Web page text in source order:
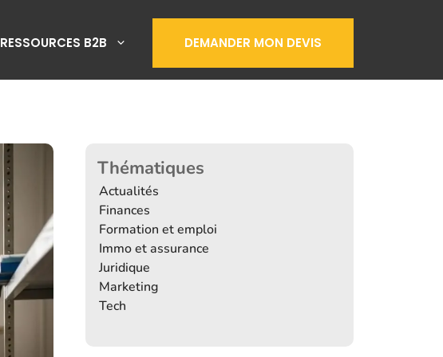
RESSOURCES B2B DEMANDER MON DEVIS
Thématiques
Actualités
Finances
Formation et emploi
Immo et assurance
Juridique
Marketing
Tech